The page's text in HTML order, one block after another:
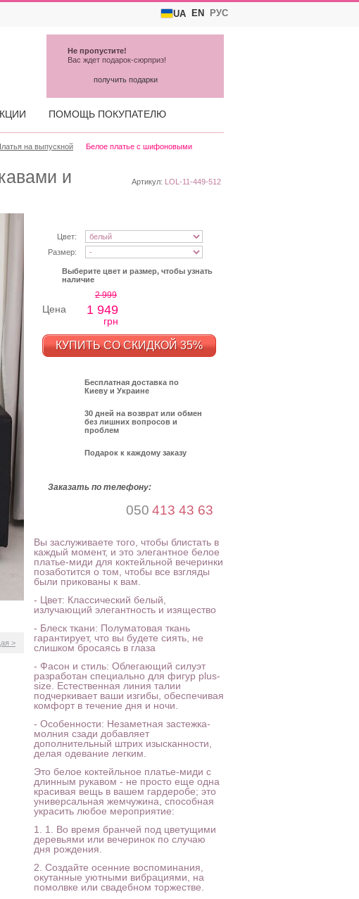
UA EN РУС
и
Артикул: LOL-11-449-512
Цвет:
Размер:
Выберите цвет и размер, чтобы узнать
наличие
Цена
2 999
1 949
грн
КУПИТЬ СО СКИДКОЙ 35%
Бесплатная доставка по
Киеву и Украине
30 дней на возврат или обмен
без лишних вопросов и
проблем
Подарок к каждому заказу
Заказать по телефону:
050 413 43 63
Вы заслуживаете того, чтобы блистать в
каждый момент, и это элегантное белое
платье-миди для коктейльной вечеринки
позаботится о том, чтобы все взгляды
были прикованы к вам.
- Цвет: Классический белый,
излучающий элегантность и изящество
- Блеск ткани: Полуматовая ткань
гарантирует, что вы будете сиять, не
слишком бросаясь в глаза
- Фасон и стиль: Облегающий силуэт
разработан специально для фигур plus-
size. Естественная линия талии
подчеркивает ваши изгибы, обеспечивая
комфорт в течение дня и ночи.
- Особенности: Незаметная застежка-
молния сзади добавляет
дополнительный штрих изысканности,
делая одевание легким.
Это белое коктейльное платье-миди с
длинным рукавом - не просто еще одна
красивая вещь в вашем гардеробе; это
универсальная жемчужина, способная
украсить любое мероприятие:
1. 1. Во время бранчей под цветущими
деревьями или вечеринок по случаю
дня рождения.
2. Создайте осенние воспоминания,
окутанные уютными вибрациями, на
помолвке или свадебном торжестве.
>
на выпускной
Белое платье с шифоновыми
ПОМОЩЬ ПОКУПАТЕЛЮ
Не пропустите!
Вас ждет подарок-сюрприз!
получить подарки